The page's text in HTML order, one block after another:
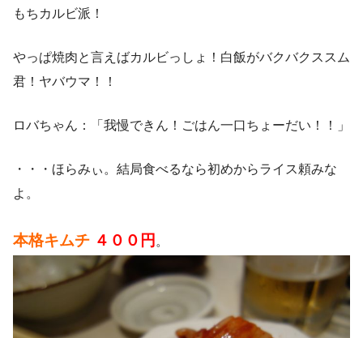
もちカルビ派！
やっぱ焼肉と言えばカルビっしょ！白飯がバクバクススム
君！ヤバウマ！！
ロバちゃん：「我慢できん！ごはん一口ちょーだい！！」
・・・ほらみぃ。結局食べるなら初めからライス頼みな
よ。
本格キムチ ４００円 。